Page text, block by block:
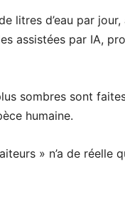
litres d’eau par
assistées par IA,
sombres sont
humaine.
» n’a de réelle